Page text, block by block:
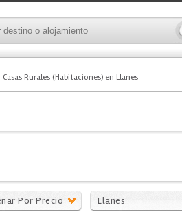
Casas Rurales (Habitaciones) en Llanes
Por Precio Llanes